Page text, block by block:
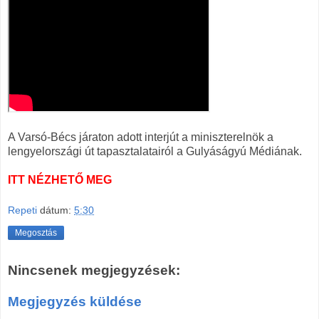
A Varsó-Bécs járaton adott interjút a miniszterelnök a
lengyelországi út tapasztalatairól a Gulyáságyú Médiának.
ITT NÉZHETŐ MEG
Repeti dátum: 5:30
Megosztás
Nincsenek megjegyzések:
Megjegyzés küldése